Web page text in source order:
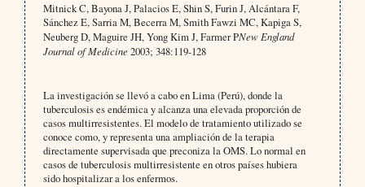
Mitnick C, Bayona J, Palacios E, Shin S, Furin J, Alcántara F,
Sánchez E, Sarria M, Becerra M, Smith Fawzi MC, Kapiga S,
Neuberg D, Maguire JH, Yong Kim J, Farmer PNew England
Journal of Medicine2003; 348:119-128
La investigación se llevó a cabo en Lima (Perú), donde la
tuberculosis es endémica y alcanza una elevada proporción de
casos multirresistentes. El modelo de tratamiento utilizado se
conoce como, y representa una ampliación de la terapia
directamente supervisada que preconiza la OMS. Lo normal en
casos de tuberculosis multirresistente en otros países hubiera
sido hospitalizar a los enfermos.